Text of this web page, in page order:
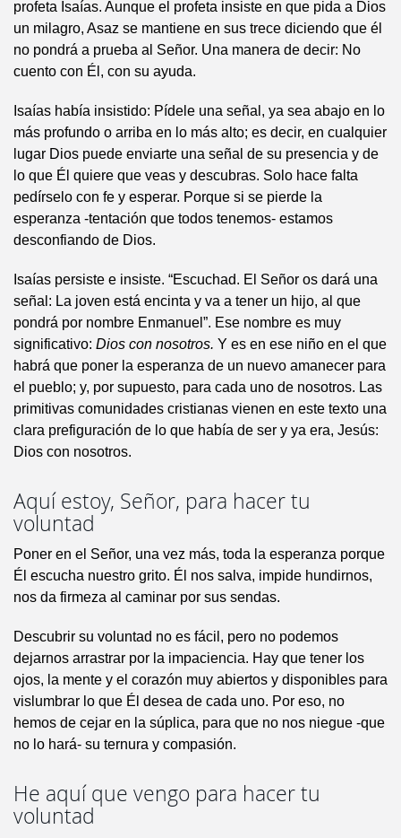
profeta Isaías. Aunque el profeta insiste en que pida a Dios
un milagro, Asaz se mantiene en sus trece diciendo que él
no pondrá a prueba al Señor. Una manera de decir: No
cuento con Él, con su ayuda.
Isaías había insistido: Pídele una señal, ya sea abajo en lo
más profundo o arriba en lo más alto; es decir, en cualquier
lugar Dios puede enviarte una señal de su presencia y de
lo que Él quiere que veas y descubras. Solo hace falta
pedírselo con fe y esperar. Porque si se pierde la
esperanza -tentación que todos tenemos- estamos
desconfiando de Dios.
Isaías persiste e insiste. “Escuchad. El Señor os dará una
señal: La joven está encinta y va a tener un hijo, al que
pondrá por nombre Enmanuel”. Ese nombre es muy
significativo: Dios con nosotros. Y es en ese niño en el que
habrá que poner la esperanza de un nuevo amanecer para
el pueblo; y, por supuesto, para cada uno de nosotros. Las
primitivas comunidades cristianas vienen en este texto una
clara prefiguración de lo que había de ser y ya era, Jesús:
Dios con nosotros.
Aquí estoy, Señor, para hacer tu
voluntad
Poner en el Señor, una vez más, toda la esperanza porque
Él escucha nuestro grito. Él nos salva, impide hundirnos,
nos da firmeza al caminar por sus sendas.
Descubrir su voluntad no es fácil, pero no podemos
dejarnos arrastrar por la impaciencia. Hay que tener los
ojos, la mente y el corazón muy abiertos y disponibles para
vislumbrar lo que Él desea de cada uno. Por eso, no
hemos de cejar en la súplica, para que no nos niegue -que
no lo hará- su ternura y compasión.
He aquí que vengo para hacer tu
voluntad